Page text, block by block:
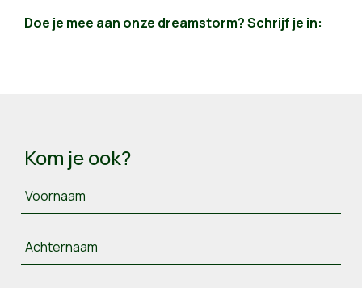
Doe je mee aan onze dreamstorm? Schrijf je in:
Kom je ook?
Voornaam
Achternaam